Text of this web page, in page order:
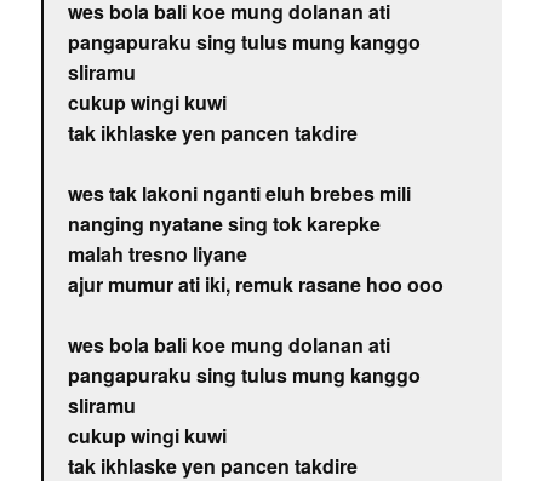
wes bola bali koe mung dolanan ati
pangapuraku sing tulus mung kanggo
sliramu
cukup wingi kuwi
tak ikhlaske yen pancen takdire
wes tak lakoni nganti eluh brebes mili
nanging nyatane sing tok karepke
malah tresno liyane
ajur mumur ati iki, remuk rasane hoo ooo
wes bola bali koe mung dolanan ati
pangapuraku sing tulus mung kanggo
sliramu
cukup wingi kuwi
tak ikhlaske yen pancen takdire